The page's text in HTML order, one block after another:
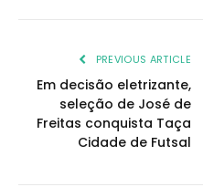
PREVIOUS ARTICLE
Em decisão eletrizante,
seleção de José de
Freitas conquista Taça
Cidade de Futsal